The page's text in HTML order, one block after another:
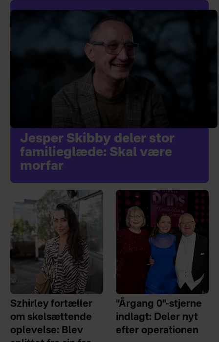
Jesper Skibby deler stor
familieglæde: Skal være
morfar
Szhirley fortæller
om skelsættende
oplevelse: Blev
"Årgang 0"-stjerne
indlagt: Deler nyt
efter operationen